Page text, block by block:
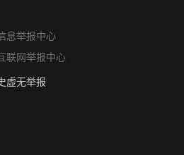
息举报中心
联网举报中心
举报专区
虚无举报